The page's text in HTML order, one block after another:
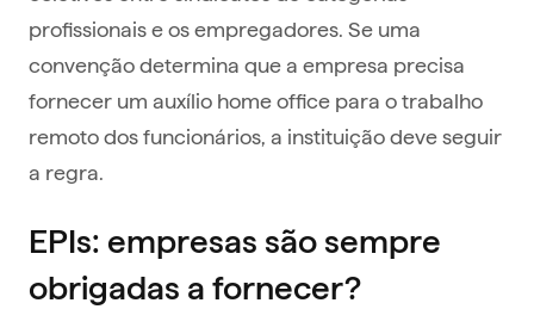
profissionais e os empregadores. Se uma
convenção determina que a empresa precisa
fornecer um auxílio home office para o trabalho
remoto dos funcionários, a instituição deve seguir
a regra.
EPIs: empresas são sempre
obrigadas a fornecer?